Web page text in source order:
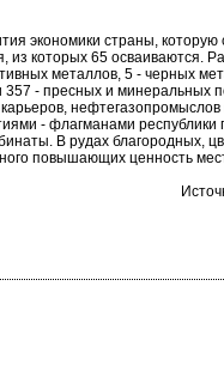
экономики страны, которую
из которых 65 осваиваются.
металлов, 5 - черных
357 - пресных и минеральных
нефтегазопромыслов
- флагманами республики
В рудах благородных,
повышающих ценность